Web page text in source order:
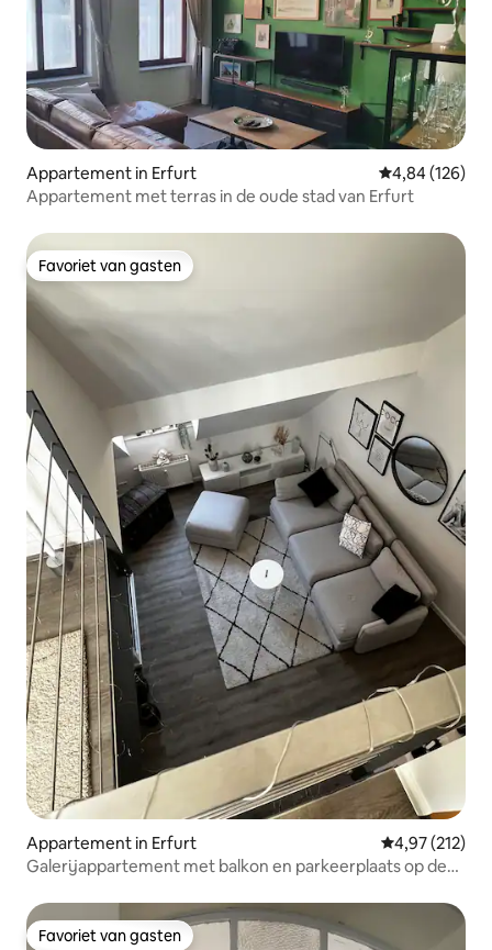
Appartement in Erfurt Gemiddelde
4,84 (126)
Appartement met terras in de oude stad van Erfurt
Favoriet van gasten
Favoriet van gasten
Appartement in Erfurt Gemiddelde
4,97 (212)
Galerijappartement met balkon en parkeerplaats op de
Favoriet van gasten
Favoriet van gasten